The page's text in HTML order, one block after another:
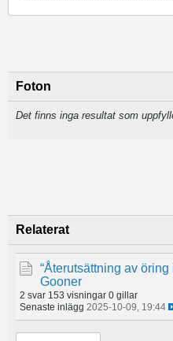
Foton
Det finns inga resultat som
Relaterat
“Återutsättning av öring
Gooner
2 svar 153 visningar 0 gillar
Senaste inlägg 2025-10-09, 19:44